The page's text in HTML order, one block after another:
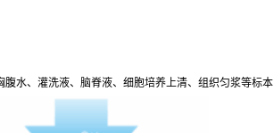
水、灌洗液、脑脊液、细胞培养上清、组织匀浆等标本